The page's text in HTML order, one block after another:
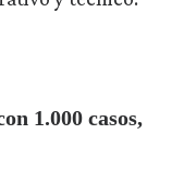
1.000 casos,